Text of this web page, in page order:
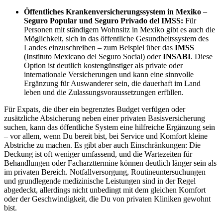
Öffentliches Krankenversicherungssystem in Mexiko –
Seguro Popular und Seguro Privado del IMSS: Für
Personen mit ständigem Wohnsitz in Mexiko gibt es auch die
Möglichkeit, sich in das öffentliche Gesundheitssystem des
Landes einzuschreiben – zum Beispiel über das IMSS
(Instituto Mexicano del Seguro Social) oderINSABI. Diese
Option ist deutlich kostengünstiger als private oder
internationale Versicherungen und kann eine sinnvolle
Ergänzung für Auswanderer sein, die dauerhaft im Land
leben und die Zulassungsvoraussetzungen erfüllen.
Für Expats, die über ein begrenztes Budget verfügen oder
zusätzliche Absicherung neben einer privaten Basisversicherung
suchen, kann das öffentliche System eine hilfreiche Ergänzung sein
– vor allem, wenn Du bereit bist, bei Service und Komfort kleine
Abstriche zu machen. Es gibt aber auch Einschränkungen: Die
Deckung ist oft weniger umfassend, und die Wartezeiten für
Behandlungen oder Facharzttermine können deutlich länger sein als
im privaten Bereich. Notfallversorgung, Routineuntersuchungen
und grundlegende medizinische Leistungen sind in der Regel
abgedeckt, allerdings nicht unbedingt mit dem gleichen Komfort
oder der Geschwindigkeit, die Du von privaten Kliniken gewohnt
bist.